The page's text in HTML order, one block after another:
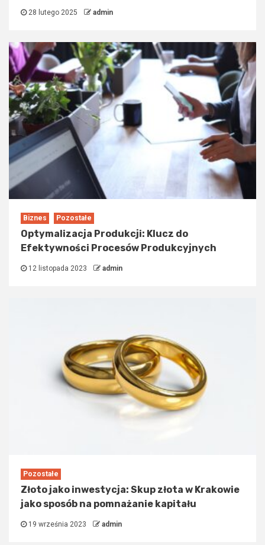
28 lutego 2025 admin
Biznes Pozostałe
Optymalizacja Produkcji: Klucz do
Efektywności Procesów Produkcyjnych
12 listopada 2023 admin
Pozostałe
Złoto jako inwestycja: Skup złota w Krakowie
jako sposób na pomnażanie kapitału
19 września 2023 admin